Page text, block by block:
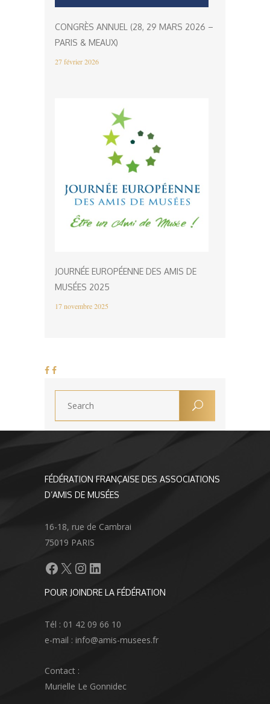
CONGRÈS ANNUEL (28, 29 MARS 2026 –
PARIS & MEAUX)
27 février 2026
JOURNÉE EUROPÉENNE DES AMIS DE
MUSÉES 2025
17 novembre 2025
FÉDÉRATION FRANÇAISE DES ASSOCIATIONS
D’AMIS DE MUSÉES
16-18, rue de Cambrai
75019 PARIS
Facebook
X Instagram
LinkedIn
POUR JOINDRE LA FÉDÉRATION
Tél : 01 42 09 66 10
e-mail : info@amis-musees.fr
Contact :
Murielle Le Gonnidec